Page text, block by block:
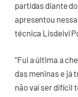
partidas diante
apresentou
técnica Lisdeivi
“Fui a última a
das meninas e já
não vai ser difícil